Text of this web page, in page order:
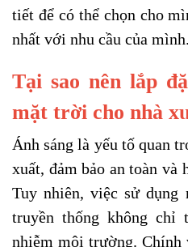
tiết để có thể chọn cho
nhất với nhu cầu của mình.
Tại sao nên lắp
mặt trời cho nhà
Ánh sáng là yếu tố quan
xuất, đảm bảo an toàn và
Tuy nhiên, việc sử
truyền thống không chỉ
nhiễm môi trường. Chính